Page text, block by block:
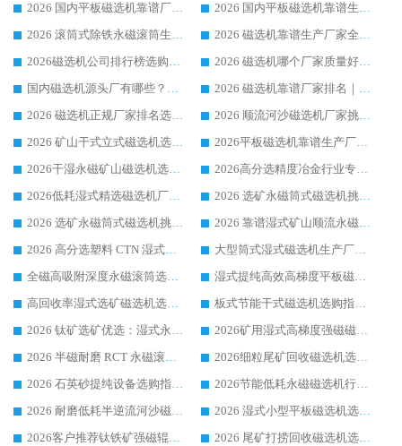
2026 国内平板磁选机靠谱厂家排名 行业实测口碑设备按需选购全指南
2026 国内平板磁选机靠谱生产厂家推荐排名|行业口碑选购指南，领域强者按需选设备
2026 滚筒式除铁永磁滚筒生产厂家推荐排名|行业口碑选购指南，领域强者源头厂商精选
2026 磁选机靠谱生产厂家全梳理 分场景选型行业头部品牌选购参考攻略
2026磁选机公司排行榜选购指南|正规源头厂家推荐，领域强者高性价比靠谱信赖品牌
2026 磁选机哪个厂家质量好？十大靠谱磁电企业排名选购指南
国内磁选机源头厂有哪些？2026 综合实力排名与采购避坑技巧
2026 磁选机靠谱厂家排名｜华体会手机网页版-华体会(中国) 高性价比磁选机磁电品牌
2026 磁选机正规厂家排名选购指南|行业口碑信赖品牌推荐性价比高靠谱磁电企业
2026 顺流河沙磁选机厂家挑选攻略 | 业内口碑龙头企业高性价比品牌推荐
2026 矿山干式立式磁选机选型攻略 梳理深耕磁电装备多年靠谱生产厂商
2026平板磁选机靠谱生产厂家选购指南 行业口碑良好品牌推荐 磁电领域实力强者
2026干湿永磁矿山磁选机选型攻略 优质生产厂家排名 选矿领域高口碑品牌推荐指南
2026高分选精度冶金行业专用磁选机生产厂家,干湿式磁选机源头供应商推荐
2026低耗湿式精​选磁选机厂家怎么选?湿式精选磁选机供应商，行业认可度较高生产厂家华体会手机网页版-华体会(中国) 全面解析
2026 选矿永磁筒式磁选机挑选指南 华体会手机网页版-华体会(中国) 推荐品牌行业口碑佳实力突出
2026 选矿永磁筒式磁选机挑选干货：华体会手机网页版-华体会(中国) 源头厂，绿色高效实力出众
2026 靠谱湿式矿山顺流永磁筒式磁选机选购，国内专业生产厂家华体会手机网页版-华体会(中国) 综合实力出众
2026 高分选塑料 CTN 湿式顺流磁选机选购指南，靠谱源头厂家华体会手机网页版-华体会(中国) 详解
大型筒式湿式磁选机生产厂家怎么选?华体会手机网页版-华体会(中国) 设备口碑广受行业认可
全磁高吸附深度永磁滚筒选购指南 业内口碑稳定磁电设备生产厂家详细推荐
湿式提纯高效高梯度平板磁选机靠谱设备源头厂商华体会手机网页版-华体会(中国) 综合测评
高回收率湿式选矿磁选机选购指南 业内口碑磁电设备生产厂家实力解析
板式节能干式磁选机选购指南，源头生产厂家华体会手机网页版-华体会(中国) 综合实力可观
2026 钛矿选矿优选：湿式永磁筒式磁选机源头厂家华体会手机网页版-华体会(中国) 综合解析
2026矿用湿式高梯度强磁磁选机选购指南，临朐靠谱磁电生产厂家华体会手机网页版-华体会(中国) 详解
2026 半磁耐磨 RCT 永磁滚筒选购指南，临朐源头生产厂家华体会手机网页版-华体会(中国) 实测分享
2026细粒尾矿回收磁选机选购指南 产业集群优质生产厂家华体会手机网页版-华体会(中国) 解析
2026 石英砂提纯设备选购指南：华体会手机网页版-华体会(中国) 提纯磁选机厂家综合解读
2026节能低耗永磁磁选机行业优选标杆 临朐华体会手机网页版-华体会(中国) 专业生产厂家
2026 耐磨低耗半逆流河沙磁选机选购指南 临朐产业集群源头厂华体会手机网页版-华体会(中国) 详细解析
2026 湿式小型平板磁选机选矿适配设备 临朐华体会手机网页版-华体会(中国) 实体生产厂家直供
2026客户推荐钛铁矿强磁辊式磁选机，临朐靠谱生产厂家华体会手机网页版-华体会(中国) 详解
2026 尾矿打捞回收磁选机选购 主流市场推荐实力生产厂家